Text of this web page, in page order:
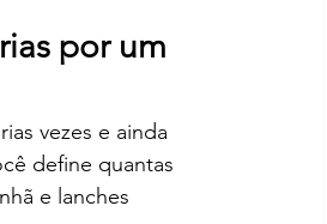
por um
vezes e ainda
define quantas
e lanches